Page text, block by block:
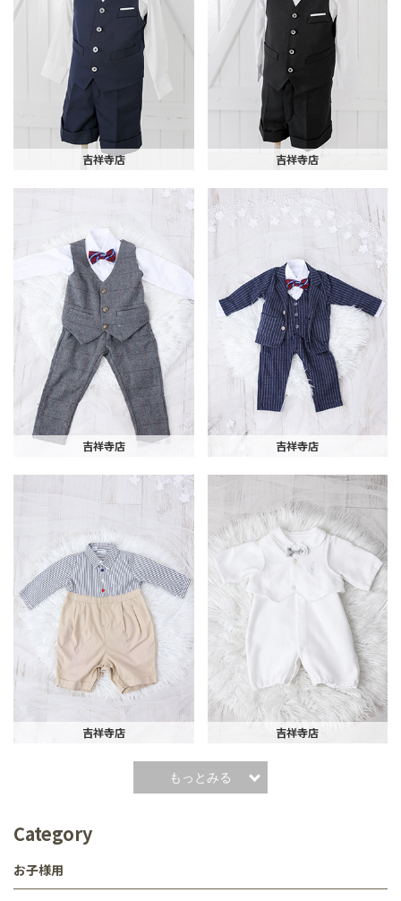
吉祥寺店 吉祥寺店
吉祥寺店 吉祥寺店
吉祥寺店 吉祥寺店
もっとみる
Category
お子様用